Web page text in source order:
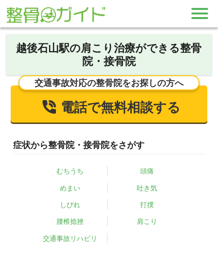
越後石山駅の肩こり治療ができる整骨
院・接骨院
交通事故対応の整骨院をお探しの方へ
電話で無料相談する
症状から整骨院・接骨院をさがす
むちうち 頭痛
めまい 吐き気
しびれ 打撲
腰椎捻挫 肩こり
交通事故リハビリ